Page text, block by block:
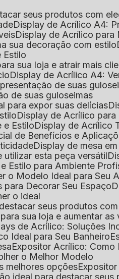
seus produtos com
Display de Acrílico A4:
Display de Acrílico
sua decoração com estilo
Estilo
sua loja e atrair mais
Display de Acrílico A4:
de suas
de suas guloseimas
para expor suas delícias
Display de Acrílico
e Estilo
Display de
de Benefícios e
Display de mesa
utilizar esta peça versátil
Estilo para Ambiente
o Modelo Ideal para Seu
para Decorar Seu Espaço
o ideal
seus produtos
sua loja e aumentar as
de Acrílico: Soluções
Ideal para Seu Banheiro
Expositor Acrílico:
o Melhor Modelo
melhores opções
ideal para destacar